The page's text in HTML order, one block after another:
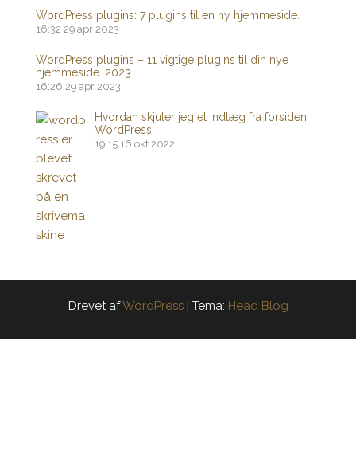
WordPress plugins: 7 plugins til en ny hjemmeside.
16:32 29 apr 2023
WordPress plugins – 11 vigtige plugins til din nye
hjemmeside. 2023
16:26 29 apr 2023
Hvordan skjuler jeg et indlæg fra forsiden i
WordPress
19:15 16 okt 2022
Drevet afWordPress | Tema: Head Blog